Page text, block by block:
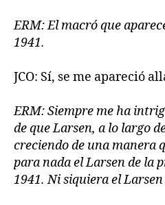
ERM: El macró que
1941.
JCO: Sí, se me apareció
ERM: Siempre me ha
de que Larsen, a lo largo
creciendo de una manera
para nada el Larsen de la
1941. Ni siquiera el